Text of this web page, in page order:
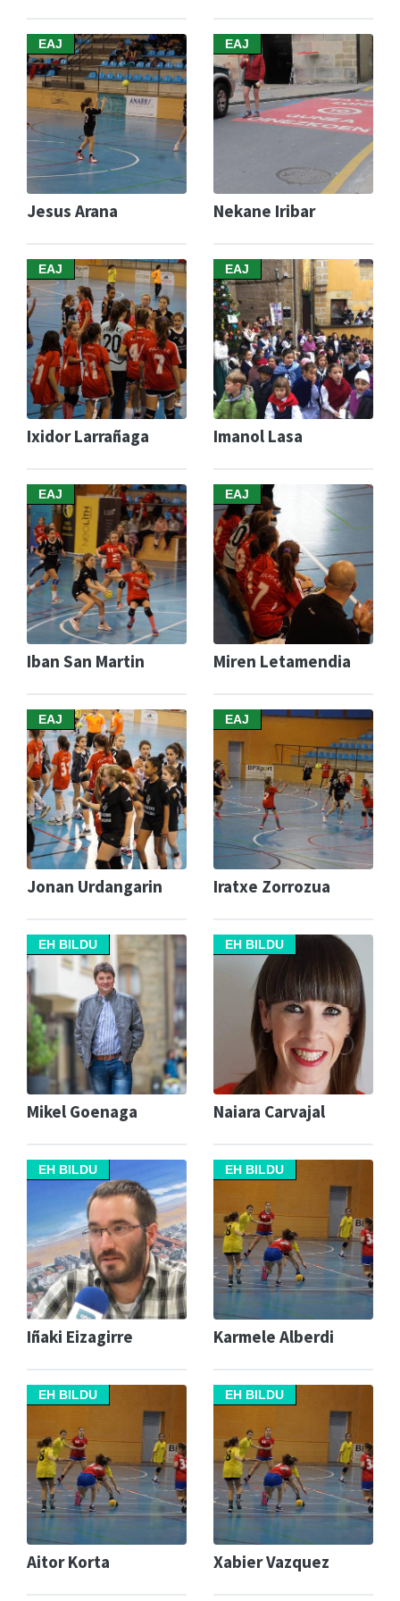
EAJ
Jesus Arana
EAJ
Nekane Iribar
EAJ
Ixidor Larrañaga
EAJ
Imanol Lasa
EAJ
Iban San Martin
EAJ
Miren Letamendia
EAJ
Jonan Urdangarin
EAJ
Iratxe Zorrozua
EH BILDU
Mikel Goenaga
EH BILDU
Naiara Carvajal
EH BILDU
Iñaki Eizagirre
EH BILDU
Karmele Alberdi
EH BILDU
Aitor Korta
EH BILDU
Xabier Vazquez